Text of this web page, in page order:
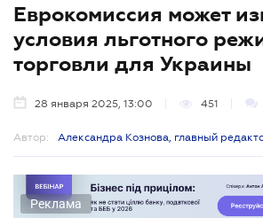
Еврокомиссия может
условия льготного
торговли для Украины
28 января 2025, 13:00 451
Автор: Александра Кознова, главный
Реклама